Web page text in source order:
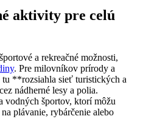
aktivity pre celú
a rekreačné možnosti,
. Pre milovníkov prírody a
**rozsiahla sieť turistických a
nádherné lesy a polia.
vodných športov, ktorí môžu
plávanie, rybárčenie alebo